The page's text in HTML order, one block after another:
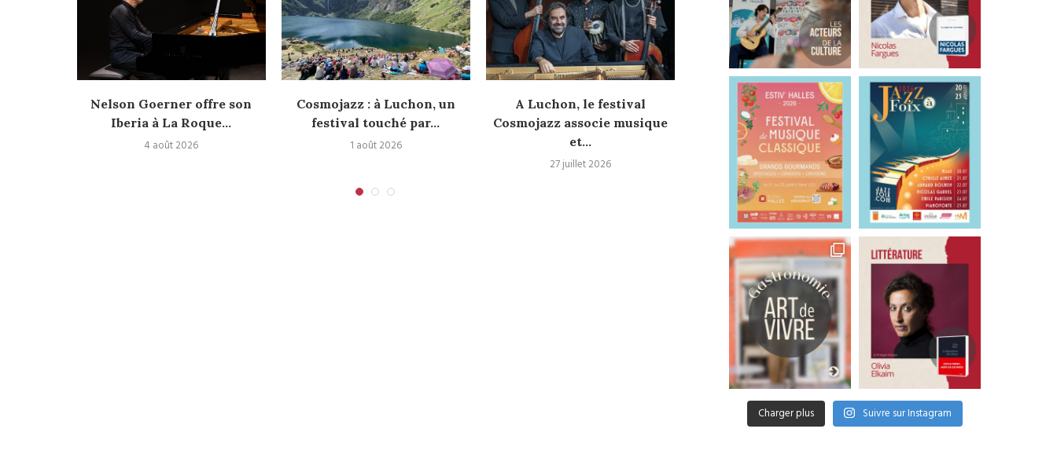
Nelson Goerner offre son
Iberia à La Roque...
4 août 2026
Cosmojazz : à Luchon, un
festival touché par...
1 août 2026
A Luchon, le festival
Cosmojazz associe musique
et...
27 juillet 2026
Festival Vadrouille 2026 :
deux jours de musique...
24 juillet 2026
Sur le Pont Saint-
Daoud a posé sa...
22 juillet 2026
Charger plus Suivre sur Instagram